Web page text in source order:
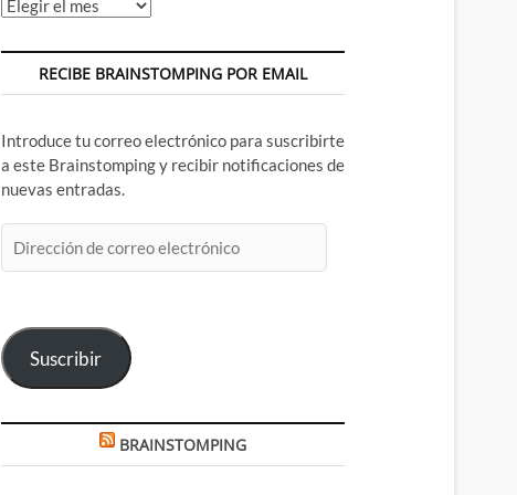
Archivos
RECIBE BRAINSTOMPING POR EMAIL
Introduce tu correo electrónico para suscribirte
a este Brainstomping y recibir notificaciones de
nuevas entradas.
de
Suscribir
BRAINSTOMPING